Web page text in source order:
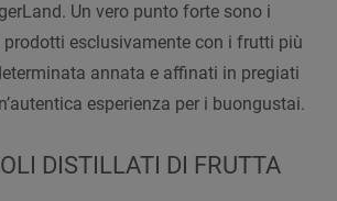
Un vero punto forte sono i
prodotti esclusivamente con i frutti più
annata e affinati in pregiati
esperienza per i buongustai.
DISTILLATI DI FRUTTA